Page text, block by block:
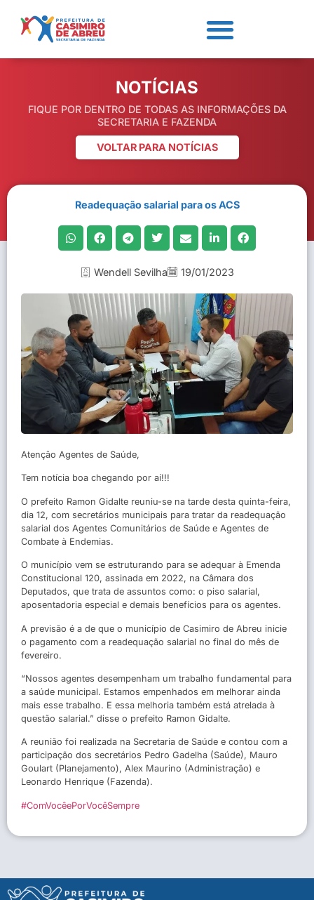
NOTÍCIAS
FIQUE POR DENTRO DE TODAS AS INFORMAÇÕES DA
SECRETARIA E FAZENDA
VOLTAR PARA NOTÍCIAS
Readequação salarial para os ACS
Wendell Sevilha 19/01/2023
Atenção Agentes de Saúde,
Tem notícia boa chegando por aí!!!
O prefeito Ramon Gidalte reuniu-se na tarde desta quinta-feira,
dia 12, com secretários municipais para tratar da readequação
salarial dos Agentes Comunitários de Saúde e Agentes de
Combate à Endemias.
O município vem se estruturando para se adequar à Emenda
Constitucional 120, assinada em 2022, na Câmara dos
Deputados, que trata de assuntos como: o piso salarial,
aposentadoria especial e demais benefícios para os agentes.
A previsão é a de que o município de Casimiro de Abreu inicie
o pagamento com a readequação salarial no final do mês de
fevereiro.
“Nossos agentes desempenham um trabalho fundamental para
a saúde municipal. Estamos empenhados em melhorar ainda
mais esse trabalho. E essa melhoria também está atrelada à
questão salarial.” disse o prefeito Ramon Gidalte.
A reunião foi realizada na Secretaria de Saúde e contou com a
participação dos secretários Pedro Gadelha (Saúde), Mauro
Goulart (Planejamento), Alex Maurino (Administração) e
Leonardo Henrique (Fazenda).
#ComVocêePorVocêSempre